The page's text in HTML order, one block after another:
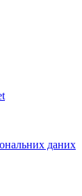
даних